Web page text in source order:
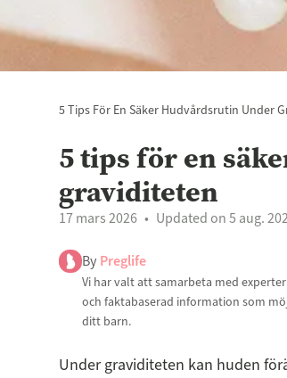
5 Tips För En Säker Hudvårdsrutin Under
5 tips för en
graviditeten
17 mars 2026 Updated on 5 aug.
By Preglife
Vi har valt att samarbeta med
och faktabaserad information som
ditt barn.
Under graviditeten kan huden